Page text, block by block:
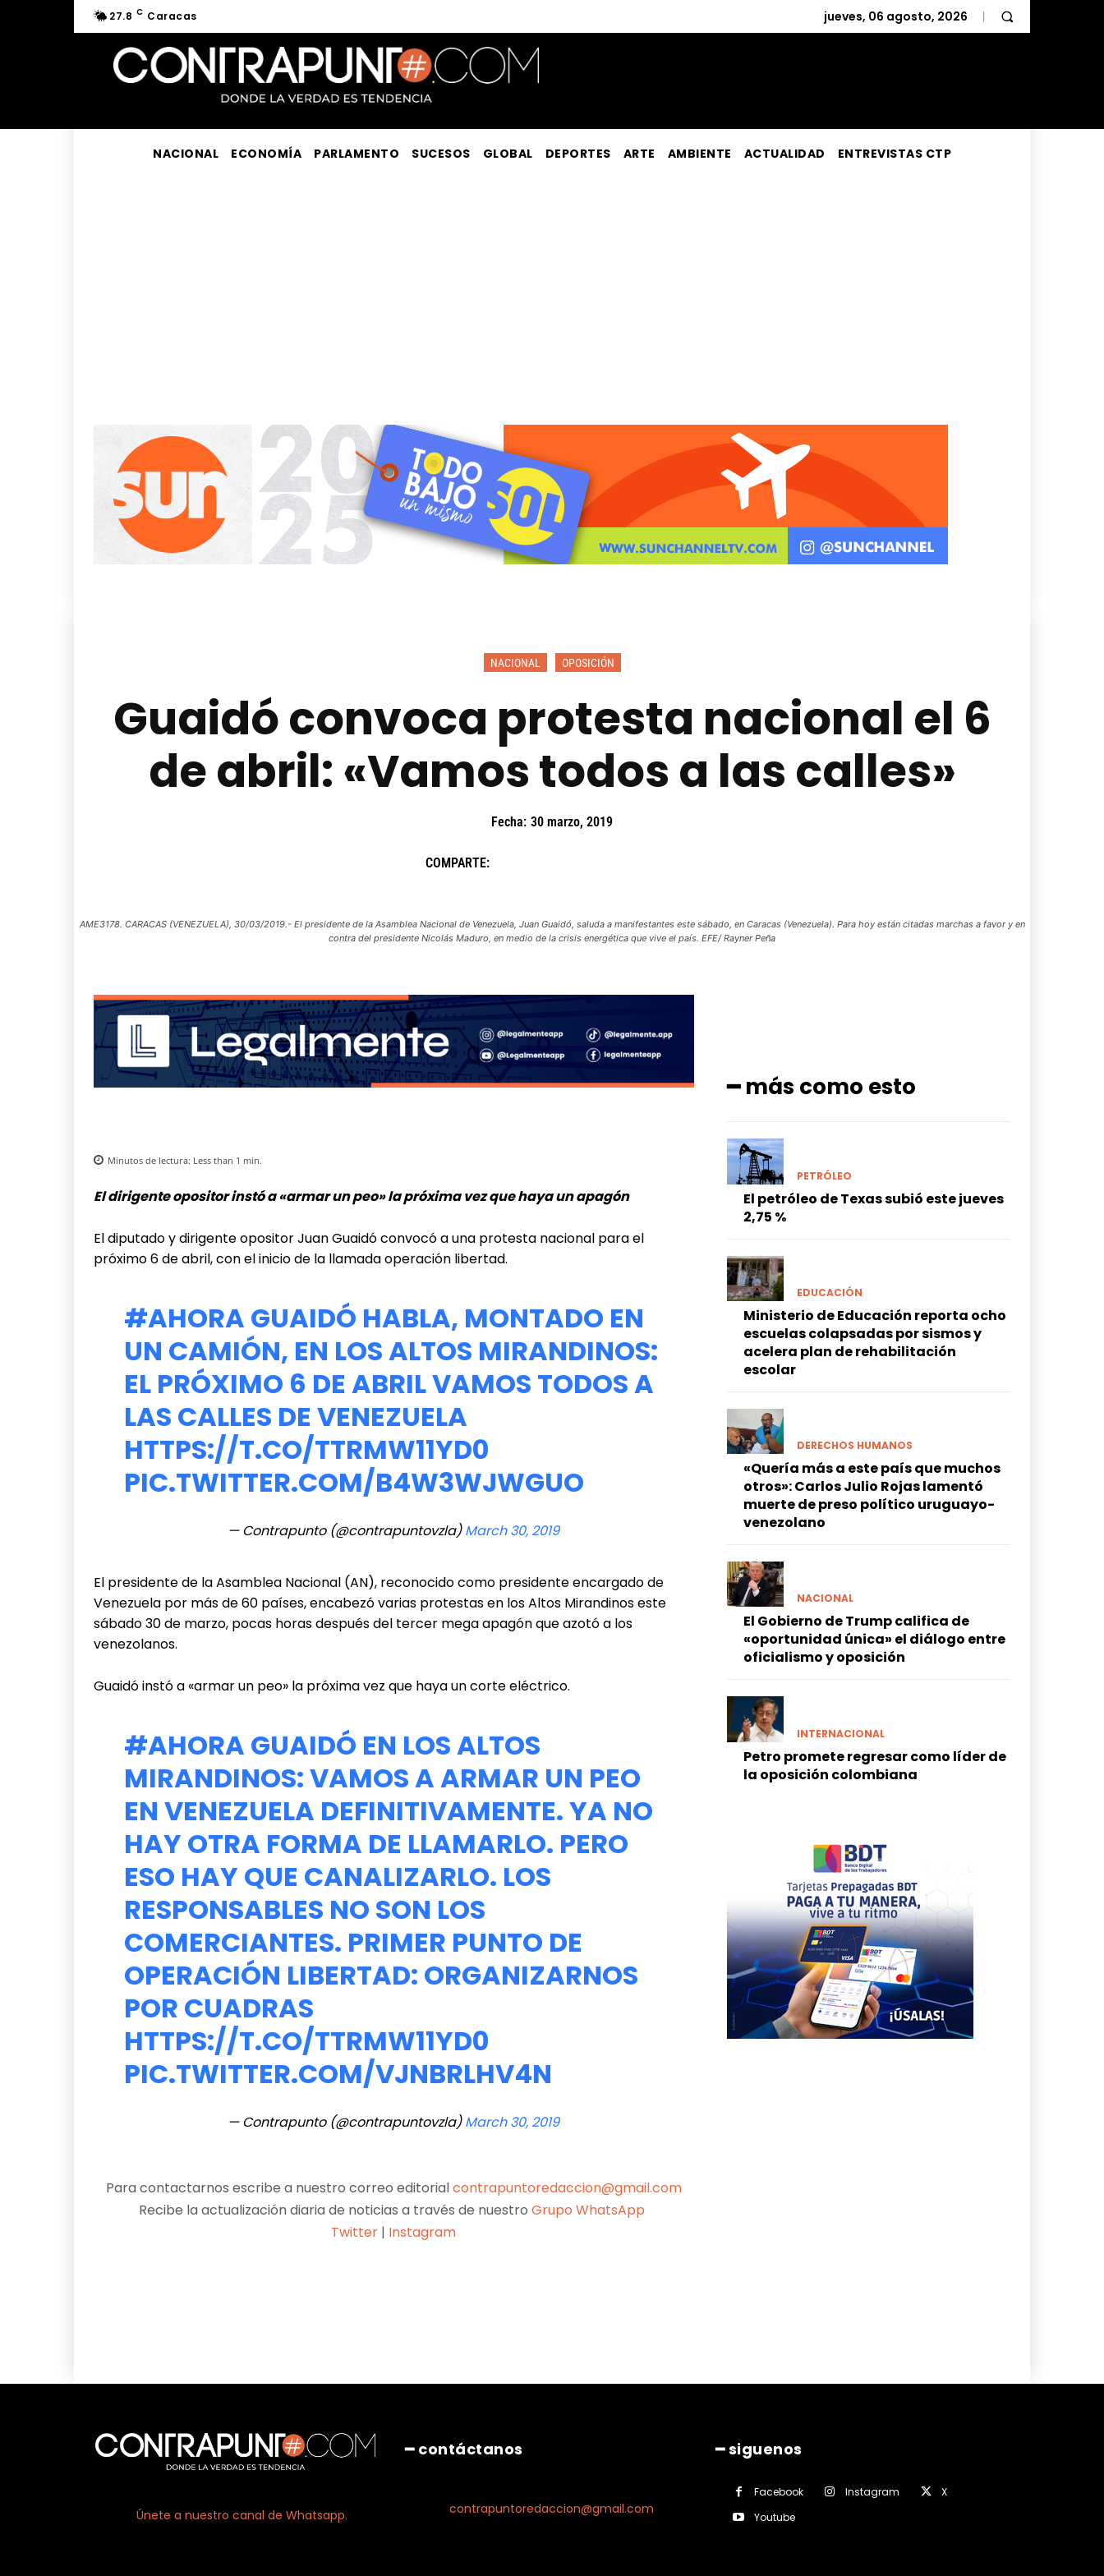
27.8 C Caracas jueves, 06 agosto, 2026
NACIONAL ECONOMÍA PARLAMENTO SUCESOS GLOBAL DEPORTES ARTE AMBIENTE ACTUALIDAD ENTREVISTAS CTP
NACIONAL OPOSICIÓN
Guaidó convoca protesta nacional el 6
de abril: «Vamos todos a las calles»
Fecha: 30 marzo, 2019
COMPARTE:
AME3178. CARACAS (VENEZUELA), 30/03/2019.- El presidente de la Asamblea Nacional de Venezuela, Juan Guaidó, saluda a manifestantes este sábado, en Caracas (Venezuela). Para hoy están citadas marchas a favor y en
contra del presidente Nicolás Maduro, en medio de la crisis energética que vive el país. EFE/ Rayner Peña
Minutos de lectura: Less than 1 min.
El dirigente opositor instó a «armar un peo» la próxima vez que haya un apagón
El diputado y dirigente opositor Juan Guaidó convocó a una protesta nacional para el
próximo 6 de abril, con el inicio de la llamada operación libertad.
#AHORA GUAIDÓ HABLA, MONTADO EN
UN CAMIÓN, EN LOS ALTOS MIRANDINOS:
EL PRÓXIMO 6 DE ABRIL VAMOS TODOS A
LAS CALLES DE VENEZUELA
HTTPS://T.CO/TTRMW11YD0
PIC.TWITTER.COM/B4W3WJWGUO
— Contrapunto (@contrapuntovzla)March 30, 2019
El presidente de la Asamblea Nacional (AN), reconocido como presidente encargado de
Venezuela por más de 60 países, encabezó varias protestas en los Altos Mirandinos este
sábado 30 de marzo, pocas horas después del tercer mega apagón que azotó a los
venezolanos.
Guaidó instó a «armar un peo» la próxima vez que haya un corte eléctrico.
#AHORA GUAIDÓ EN LOS ALTOS
MIRANDINOS: VAMOS A ARMAR UN PEO
EN VENEZUELA DEFINITIVAMENTE. YA NO
HAY OTRA FORMA DE LLAMARLO. PERO
ESO HAY QUE CANALIZARLO. LOS
RESPONSABLES NO SON LOS
COMERCIANTES. PRIMER PUNTO DE
OPERACIÓN LIBERTAD: ORGANIZARNOS
POR CUADRAS
HTTPS://T.CO/TTRMW11YD0
PIC.TWITTER.COM/VJNBRLHV4N
— Contrapunto (@contrapuntovzla)March 30, 2019
Para contactarnos escribe a nuestro correo editorialcontrapuntoredaccion@gmail.com
Recibe la actualización diaria de noticias a través de nuestroGrupo WhatsApp
Twitter | Instagram
━ más como esto
PETRÓLEO
El petróleo de Texas subió este jueves
2,75 %
EDUCACIÓN
Ministerio de Educación reporta ocho
escuelas colapsadas por sismos y
acelera plan de rehabilitación
escolar
DERECHOS HUMANOS
«Quería más a este país que muchos
otros»: Carlos Julio Rojas lamentó
muerte de preso político uruguayo-
venezolano
NACIONAL
El Gobierno de Trump califica de
«oportunidad única» el diálogo entre
oficialismo y oposición
INTERNACIONAL
Petro promete regresar como líder de
la oposición colombiana
Únete a nuestro canal de Whatsapp.
━ contáctanos
contrapuntoredaccion@gmail.com
━ siguenos
Facebook Instagram
X
Youtube